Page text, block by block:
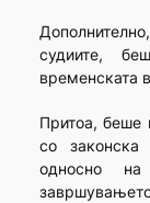
судиите,
временската
Притоа, беше
со
односно
завршувањето